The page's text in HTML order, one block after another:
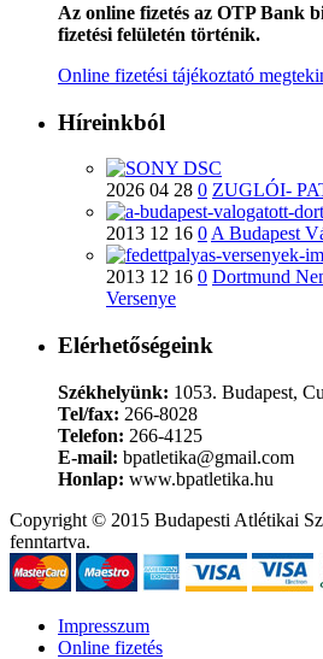
Az online fizetés az OTP Bank
fizetési felületén történik.
Online fizetési tájékoztató
Híreinkból
2026 04 28 0 ZUGLÓI-
2013 12 16 0 A Budapest
2013 12 16 0 Dortmund
Versenye
Elérhetőségeink
Székhelyünk: 1053. Budapest,
Tel/fax: 266-8028
Telefon: 266-4125
E-mail: bpatletika@gmail.com
Honlap: www.bpatletika.hu
Copyright © 2015 Budapesti Atlétikai
fenntartva.
Impresszum
Online fizetés